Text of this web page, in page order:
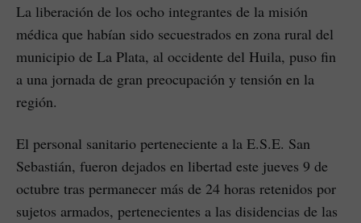
La liberación de los ocho integrantes de la misión
médica que habían sido secuestrados en zona rural del
municipio de La Plata, al occidente del Huila, puso fin
a una jornada de gran preocupación y tensión en la
región.
El personal sanitario perteneciente a la E.S.E. San
Sebastián, fueron dejados en libertad este jueves 9 de
octubre tras permanecer más de 24 horas retenidos por
sujetos armados, pertenecientes a las disidencias de las